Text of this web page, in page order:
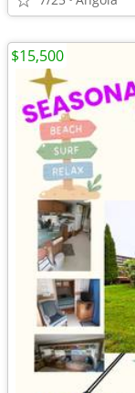
$15,500